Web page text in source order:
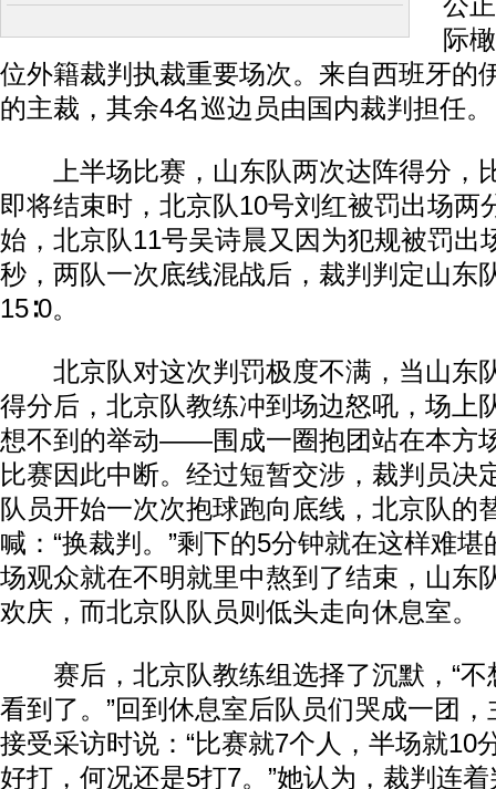
际
位外籍裁判执裁重要场次。来自西班牙的
的主裁，其余4名巡边员由国内裁判担任。
上半场比赛，山东队两次达阵得分，
即将结束时，北京队10号刘红被罚出场两
始，北京队11号吴诗晨又因为犯规被罚出
秒，两队一次底线混战后，裁判判定山东
15∶0。
北京队对这次判罚极度不满，当山东
得分后，北京队教练冲到场边怒吼，场上
想不到的举动——围成一圈抱团站在本方
比赛因此中断。经过短暂交涉，裁判员决
队员开始一次次抱球跑向底线，北京队的
喊：“换裁判。”剩下的5分钟就在这样难
场观众就在不明就里中熬到了结束，山东
欢庆，而北京队队员则低头走向休息室。
赛后，北京队教练组选择了沉默，“不
看到了。”回到休息室后队员们哭成一团
接受采访时说：“比赛就7个人，半场就10
好打，何况还是5打7。”她认为，裁判连